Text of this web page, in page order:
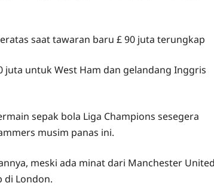
saat tawaran baru £ 90 juta terungkap
untuk West Ham dan gelandang Inggris
sepak bola Liga Champions sesegera
musim panas ini.
meski ada minat dari Manchester
di London.